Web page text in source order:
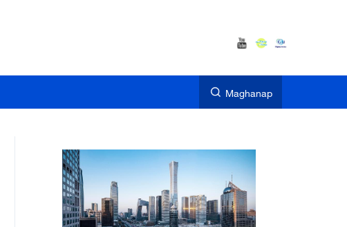
Maghanap